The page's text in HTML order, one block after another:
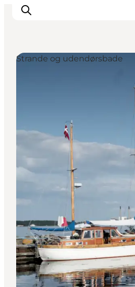
Overnatting
Planlegg reisen
Strande og udendørsbade